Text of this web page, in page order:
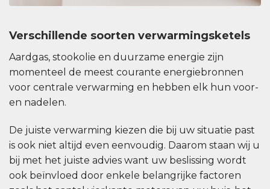
Verschillende soorten verwarmingsketels
Aardgas, stookolie en duurzame energie zijn
momenteel de meest courante energiebronnen
voor centrale verwarming en hebben elk hun voor-
en nadelen.
De juiste verwarming kiezen die bij uw situatie past
is ook niet altijd even eenvoudig. Daarom staan wij u
bij met het juiste advies want uw beslissing wordt
ook beïnvloed door enkele belangrijke factoren